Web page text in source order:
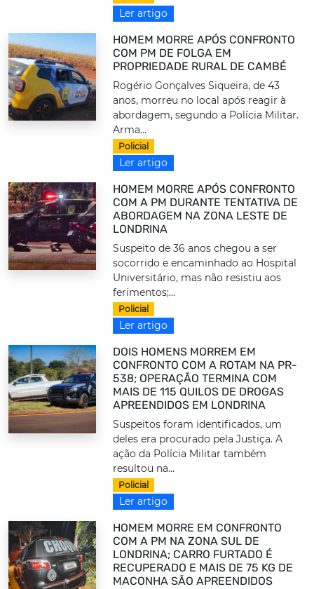
Ler artigo
HOMEM MORRE APÓS CONFRONTO
COM PM DE FOLGA EM
PROPRIEDADE RURAL DE CAMBÉ
Rogério Gonçalves Siqueira, de 43
anos, morreu no local após reagir à
abordagem, segundo a Polícia Militar.
Arma...
Policial
Ler artigo
HOMEM MORRE APÓS CONFRONTO
COM A PM DURANTE TENTATIVA DE
ABORDAGEM NA ZONA LESTE DE
LONDRINA
Suspeito de 36 anos chegou a ser
socorrido e encaminhado ao Hospital
Universitário, mas não resistiu aos
ferimentos;...
Policial
Ler artigo
DOIS HOMENS MORREM EM
CONFRONTO COM A ROTAM NA PR-
538; OPERAÇÃO TERMINA COM
MAIS DE 115 QUILOS DE DROGAS
APREENDIDOS EM LONDRINA
Suspeitos foram identificados, um
deles era procurado pela Justiça. A
ação da Polícia Militar também
resultou na...
Policial
Ler artigo
HOMEM MORRE EM CONFRONTO
COM A PM NA ZONA SUL DE
LONDRINA; CARRO FURTADO É
RECUPERADO E MAIS DE 75 KG DE
MACONHA SÃO APREENDIDOS